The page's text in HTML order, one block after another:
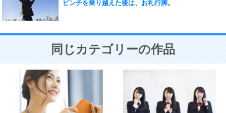
ピンチを乗り越えた後は、お礼行脚。
同じカテゴリーの作品